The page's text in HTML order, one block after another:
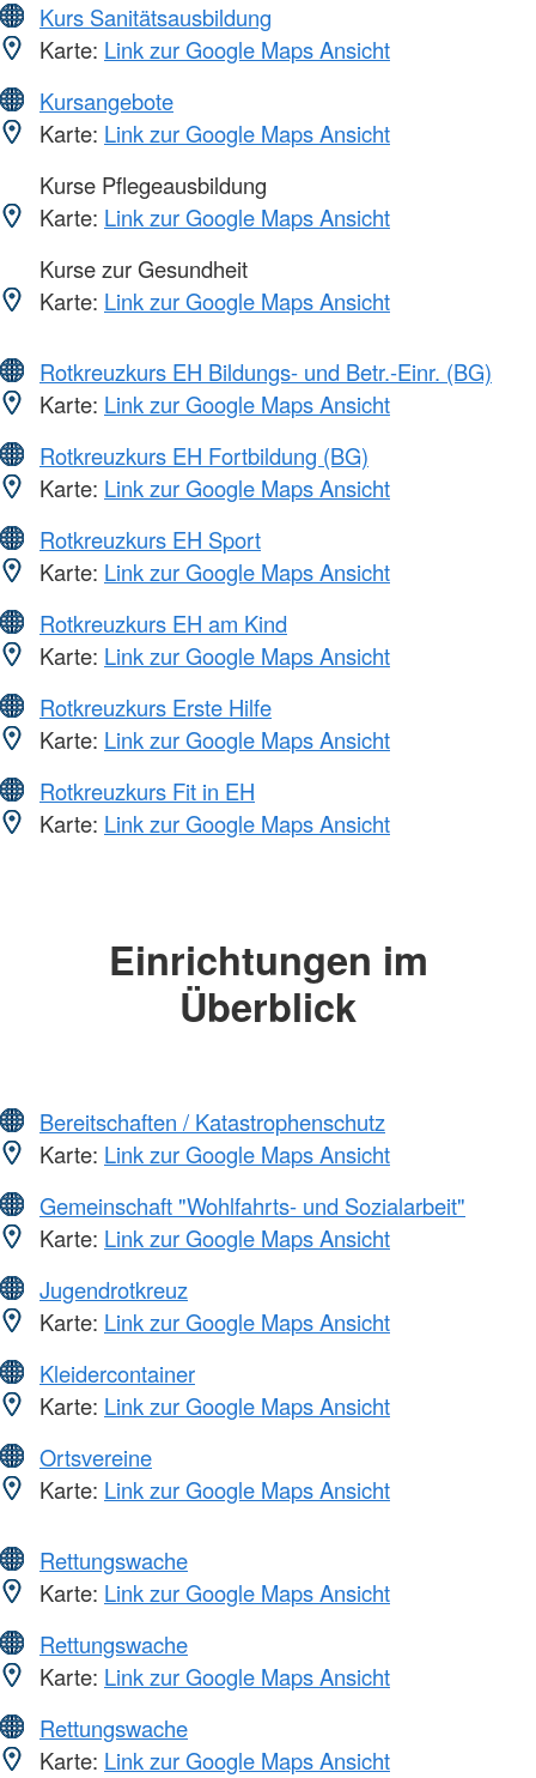
Kurs Sanitätsausbildung
Karte: Link zur Google Maps Ansicht
Kursangebote
Karte: Link zur Google Maps Ansicht
Kurse Pflegeausbildung
Karte: Link zur Google Maps Ansicht
Kurse zur Gesundheit
Karte: Link zur Google Maps Ansicht
Rotkreuzkurs EH Bildungs- und Betr.-Einr. (BG)
Karte: Link zur Google Maps Ansicht
Rotkreuzkurs EH Fortbildung (BG)
Karte: Link zur Google Maps Ansicht
Rotkreuzkurs EH Sport
Karte: Link zur Google Maps Ansicht
Rotkreuzkurs EH am Kind
Karte: Link zur Google Maps Ansicht
Rotkreuzkurs Erste Hilfe
Karte: Link zur Google Maps Ansicht
Rotkreuzkurs Fit in EH
Karte: Link zur Google Maps Ansicht
Einrichtungen im
Überblick
Bereitschaften / Katastrophenschutz
Karte: Link zur Google Maps Ansicht
Gemeinschaft "Wohlfahrts- und Sozialarbeit"
Karte: Link zur Google Maps Ansicht
Jugendrotkreuz
Karte: Link zur Google Maps Ansicht
Kleidercontainer
Karte: Link zur Google Maps Ansicht
Ortsvereine
Karte: Link zur Google Maps Ansicht
Rettungswache
Karte: Link zur Google Maps Ansicht
Rettungswache
Karte: Link zur Google Maps Ansicht
Rettungswache
Karte: Link zur Google Maps Ansicht